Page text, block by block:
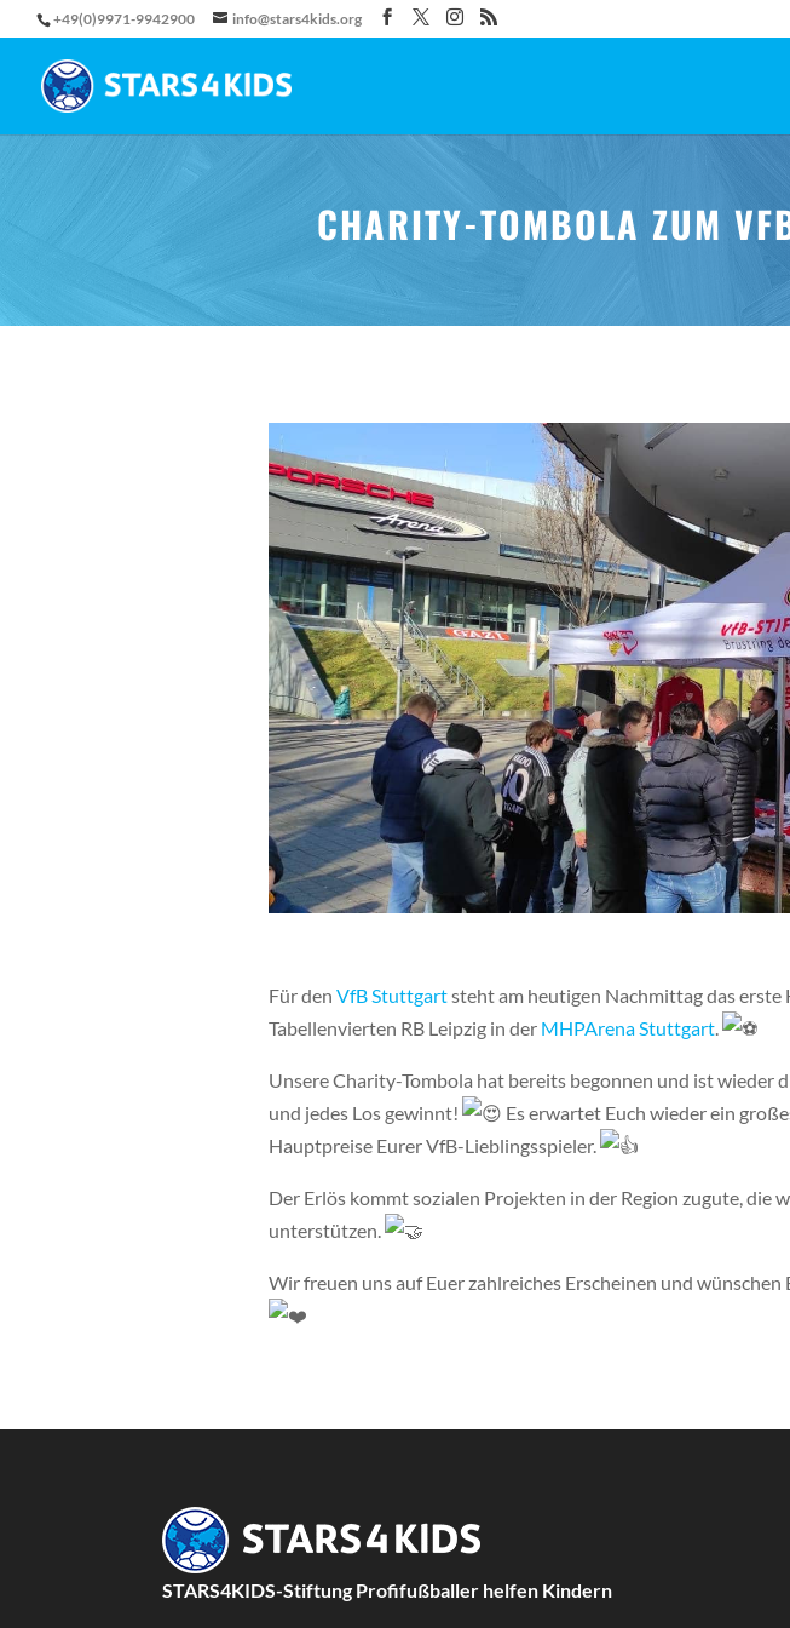
+49(0)9971-9942900 info@stars4kids.org
CHARITY-TOMBOLA ZUM
Für den VfB Stuttgartsteht am heutigen Nachmittag das erste
Tabellenvierten RB Leipzig in der MHPArena Stuttgart.
Unsere Charity-Tombola hat bereits begonnen und ist wieder
und jedes Los gewinnt!
Es erwartet Euch wieder ein
Hauptpreise Eurer VfB-Lieblingsspieler.
Der Erlös kommt sozialen Projekten in der Region zugute,
unterstützen.
Wir freuen uns auf Euer zahlreiches Erscheinen und
STARS4KIDS-Stiftung Profifußballer helfen Kindern